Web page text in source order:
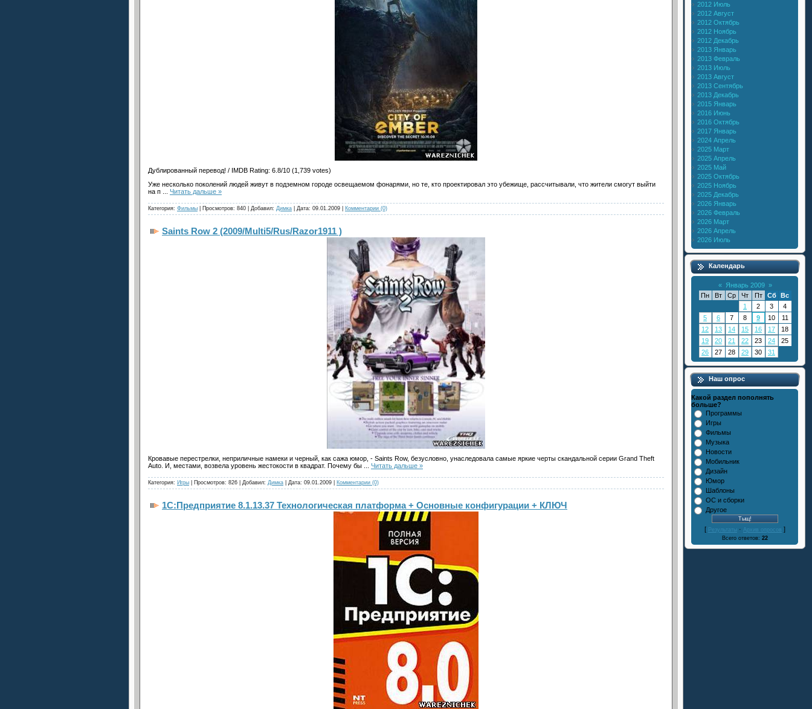
Дублированный перевод! / IMDB Rating: 6.8/10 (1,739 votes)
Уже несколько поколений людей живут в подземном городе освещаемом фонарями, но те, кто проектировал это убежище, рассчитывали, что жители смогут выйти
на п
Читать дальше »
Категория: Фильмы | Просмотров: 840 | Добавил: Димка | Дата: 09.01.2009 Комментарии (0)
Saints Row 2 (2009/Multi5/Rus/Razor1911 )
Кровавые перестрелки, неприличные намеки и черный, как сажа юмор, - Saints Row, безусловно, унаследовала самые яркие черты скандальной серии Grand Theft
Auto. И, местами, возвела уровень жестокости в квадрат. Почему бы
Читать дальше »
Категория: Игры | Просмотров: 826 | Добавил: Димка | Дата: 09.01.2009 Комментарии (0)
1C:Предприятие 8.1.13.37 Технологическая платформа + Основные конфигурации + КЛЮЧ
2012 Июль
2012 Август
2012 Октябрь
2012 Ноябрь
2012 Декабрь
2013 Январь
2013 Февраль
2013 Июль
2013 Август
2013 Сентябрь
2013 Декабрь
2015 Январь
2016 Июнь
2016 Октябрь
2017 Январь
2024 Апрель
2025 Март
2025 Апрель
2025 Май
2025 Октябрь
2025 Ноябрь
2025 Декабрь
2026 Январь
2026 Февраль
2026 Март
2026 Апрель
2026 Июль
Календарь
« Январь 2009 »
Пн
Вт Ср Чт Пт Сб
Вс
1
2 3
4
5
6 7 8 9 10
11
12
13 14 15 16 17
18
19
20 21 22 23 24
25
26
27 28 29 30 31
Наш опрос
Какой раздел пополнять
больше?
Программы
Игры
Фильмы
Музыка
Новости
Мобильник
Дизайн
Юмор
Шаблоны
ОС и сборки
Другое
[ Результаты · Архив опросов ]
Всего ответов: 22